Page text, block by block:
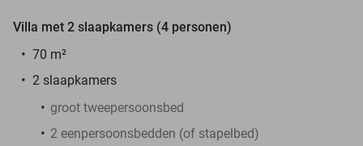
Villa met 2 slaapkamers (4 personen)
70 m²
2 slaapkamers
groot tweepersoonsbed
2 eenpersoonsbedden (of stapelbed)